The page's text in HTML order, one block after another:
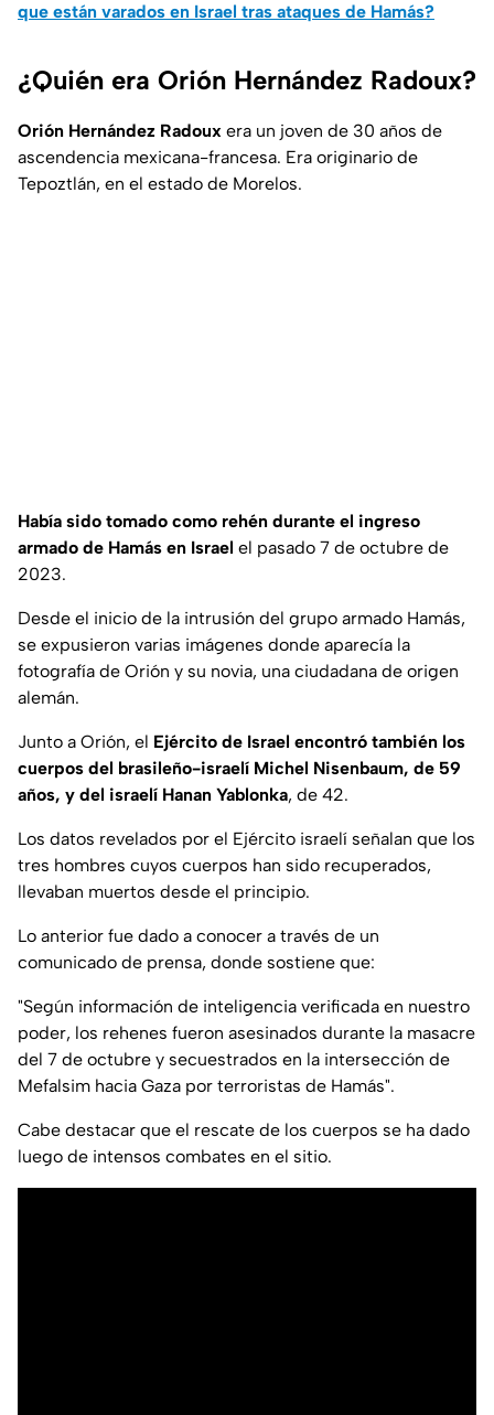
que están varados en Israel tras ataques de Hamás?
¿Quién era Orión Hernández Radoux?
Orión Hernández Radoux era un joven de 30 años de
ascendencia mexicana-francesa. Era originario de
Tepoztlán, en el estado de Morelos.
Había sido tomado como rehén durante el ingreso
armado de Hamás en Israel el pasado 7 de octubre de
2023.
Desde el inicio de la intrusión del grupo armado Hamás,
se expusieron varias imágenes donde aparecía la
fotografía de Orión y su novia, una ciudadana de origen
alemán.
Junto a Orión, el Ejército de Israel encontró también los
cuerpos del brasileño-israelí Michel Nisenbaum, de 59
años, y del israelí Hanan Yablonka, de 42.
Los datos revelados por el Ejército israelí señalan que los
tres hombres cuyos cuerpos han sido recuperados,
llevaban muertos desde el principio.
Lo anterior fue dado a conocer a través de un
comunicado de prensa, donde sostiene que:
"Según información de inteligencia verificada en nuestro
poder, los rehenes fueron asesinados durante la masacre
del 7 de octubre y secuestrados en la intersección de
Mefalsim hacia Gaza por terroristas de Hamás".
Cabe destacar que el rescate de los cuerpos se ha dado
luego de intensos combates en el sitio.